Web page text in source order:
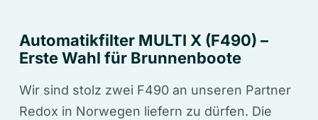
Automatikfilter MULTI X (F490) –
Erste Wahl für Brunnenboote
Wir sind stolz zwei F490 an unseren Partner
Redox in Norwegen liefern zu dürfen. Die